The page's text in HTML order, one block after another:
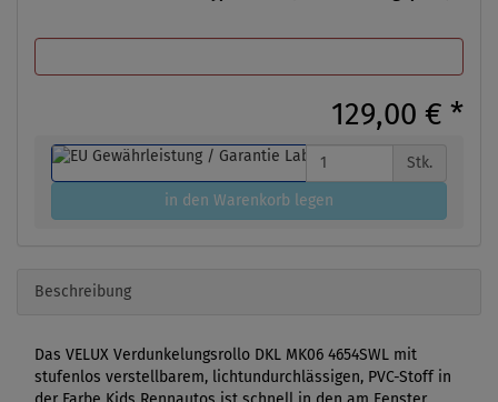
129,00 € *
Stk.
in den Warenkorb legen
Beschreibung
Das VELUX Verdunkelungsrollo DKL MK06 4654SWL mit
stufenlos verstellbarem, lichtundurchlässigen, PVC-Stoff in